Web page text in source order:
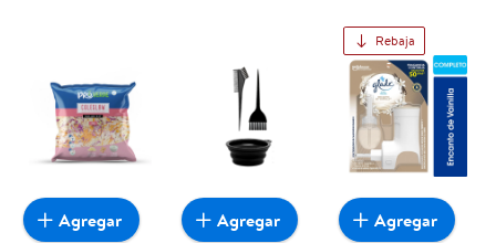
Agregar Agregar
Rebaja
Agregar